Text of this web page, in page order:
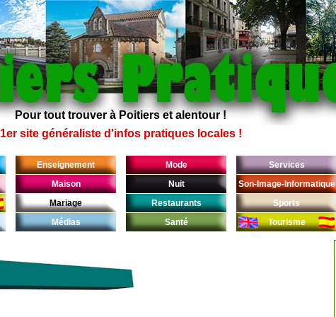
Pour tout trouver à Poitiers et alentour !
1er site généraliste d'infos pratiques locales !
Enseignement
Maison
Mariage
Médias
Mode
Nuit
Restaurants
Santé
Services
Son-Image-Informatique
Sports
Tourisme